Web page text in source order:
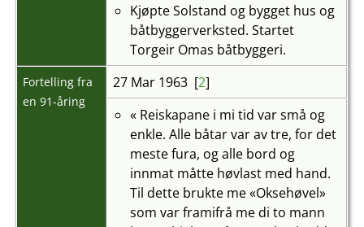
Kjøpte Solstand og bygget hus og
båtbyggerverksted. Startet
Torgeir Omas båtbyggeri.
Fortelling fra
en 91-åring
27 Mar 1963 [2]
« Reiskapane i mi tid var små og
enkle. Alle båtar var av tre, for det
meste fura, og alle bord og
innmat måtte høvlast med hand.
Til dette brukte me «Oksehøvel»
som var framifrå me di to mann